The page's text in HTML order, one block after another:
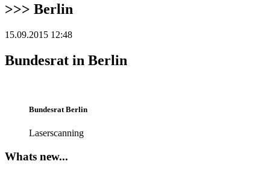
>>> Berlin
15.09.2015 12:48
Bundesrat in Berlin
Bundesrat Berlin
Laserscanning
Whats new...